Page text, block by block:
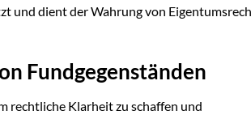
und dient der Wahrung von
Fundgegenständen
rechtliche Klarheit zu schaffen und